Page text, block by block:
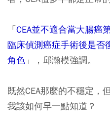
「CEA並不適合當大腸癌
臨床偵測癌症手術後是否
角色 」，邱瀚模強調。
既然CEA那麼的不穩定，
我該如何早一點知道？